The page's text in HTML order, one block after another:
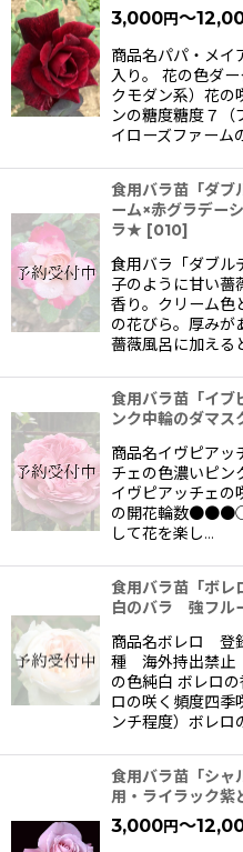
3,000円～
商品名パパ・メイ
入り。 花の色ダ
クモダン系）花の
ンの糖度糖度７
イローズファーム
食用バラ苗「ダブ
ーム×赤グラデー
ラ★ [010]
食用バラ「ダブ
子のように甘い薔
香り。クリーム色
の花びら。厚みが
薔薇風呂に加える
食用バラ苗「イブ
ンク中輪のダマ
商品名イヴピア
チェの色濃いピン
イヴピアッチェの
の開花輪数
して花を楽し…
食用バラ苗「ボレ
白のバラ 強フル
商品名ボレロ 登
種 海外持出禁止
の色純白 ボレロ
ロの咲く頻度四季
ンチ程度）ボレロ
食用バラ苗「シャ
用・ライラック
3,000円～